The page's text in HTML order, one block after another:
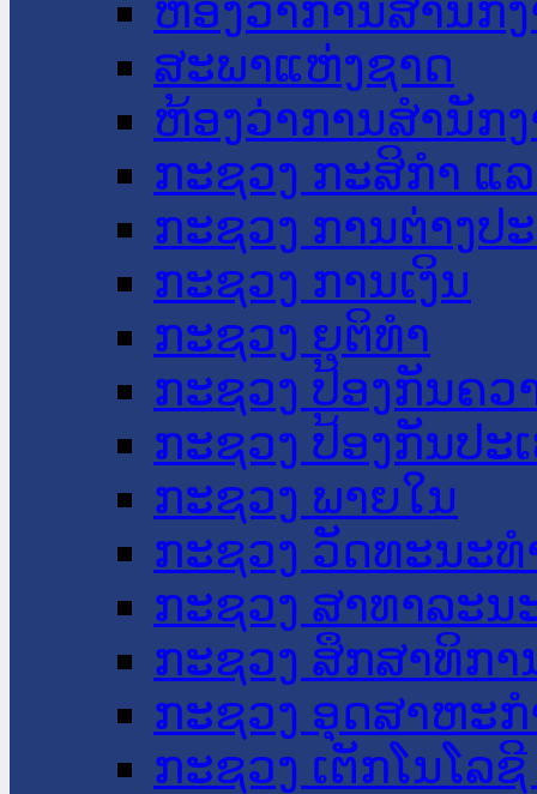
ຫ້ອງວ່າການສໍານັກ
ສະພາແຫ່ງຊາດ
ຫ້ອງວ່າການສຳນັກ
ກະຊວງ ກະສິກຳ ແ
ກະຊວງ ການຕ່າງປ
ກະຊວງ ການເງິນ
ກະຊວງ ຍຸຕິທໍາ
ກະຊວງ ປ້ອງກັນຄວ
ກະຊວງ ປ້ອງກັນປະ
ກະຊວງ ພາຍໃນ
ກະຊວງ ວັດທະນະ
ກະຊວງ ສາທາລະນ
ກະຊວງ ສຶກສາທິກາ
ກະຊວງ ອຸດສາຫະ
ກະຊວງ ເຕັກໂນໂລ